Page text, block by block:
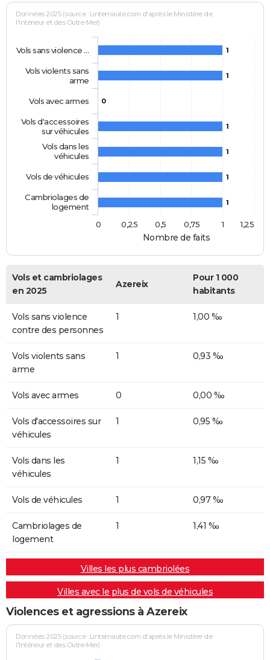
Nombre de faits
Données 2025 (source : Linternaute.com d'après le Ministère de
l'Intérieur et des Outre-Mer)
1
1
0
1
1
1
1
Vols sans violence …
Vols violents sans
arme
Vols avec armes
Vols d'accessoires
sur véhicules
Vols dans les
véhicules
Vols de véhicules
Cambriolages de
logement
0
1
0,25 0,5 0,75 1,25
Vols et cambriolages
en 2025
Azereix
Pour 1 000
habitants
Vols sans violence
contre des personnes
1 1,00 ‰
Vols violents sans
arme
1 0,93 ‰
Vols avec armes 0 0,00 ‰
Vols d'accessoires sur
véhicules
1 0,95 ‰
Vols dans les
véhicules
1 1,15 ‰
Vols de véhicules 1 0,97 ‰
Cambriolages de
logement
1 1,41 ‰
Villes les plus cambriolées
Villes avec le plus de vols de véhicules
Violences et agressions à Azereix
Données 2025 (source : Linternaute.com d'après le Ministère de
l'Intérieur et des Outre-Mer)